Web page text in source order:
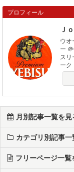
プロフィール
Ｊ
ウ
ー
ス
ーク
月別記事一覧を見
カテゴリ別記事
フリーページ一覧